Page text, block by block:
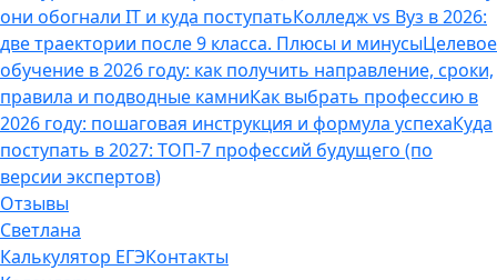
они обогнали IT и куда поступатьКолледж vs Вуз в 2026:
две траектории после 9 класса. Плюсы и минусыЦелевое
обучение в 2026 году: как получить направление, сроки,
правила и подводные камниКак выбрать профессию в
2026 году: пошаговая инструкция и формула успехаКуда
поступать в 2027: ТОП-7 профессий будущего (по
версии экспертов)
Отзывы
Светлана
Калькулятор ЕГЭКонтакты